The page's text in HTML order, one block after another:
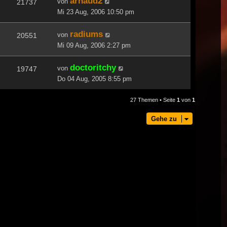
21737
Mi 23 Aug, 2006 10:50 pm
20551 von radiums
Mi 09 Aug, 2006 2:27 pm
19747 von doctoritchy
Do 04 Aug, 2005 8:55 pm
27 Themen • Seite 1 von 1
Gehe zu